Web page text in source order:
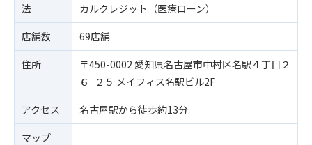
法
カルクレジット（医療ローン）
店舗数
69店舗
住所
〒450-0002 愛知県名古屋市中村区名駅４丁目２
６−２５ メイフィス名駅ビル2F
アクセス
名古屋駅から徒歩約13分
マップ